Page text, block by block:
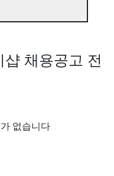
채용공고 전
없습니다